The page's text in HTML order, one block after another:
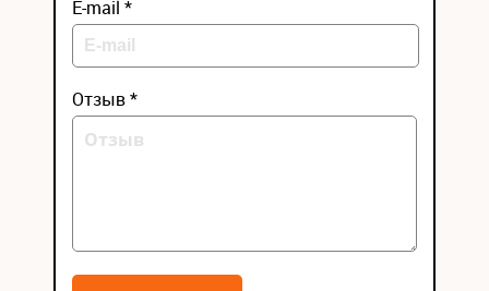
E-mail *
Отзыв *